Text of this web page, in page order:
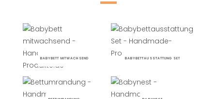
BABYBETT MITWACHSEND BABYBETTAUSSTATTUNG SET